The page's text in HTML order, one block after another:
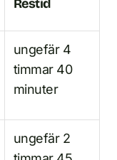
Restid
ungefär 4
timmar 40
minuter
ungefär 2